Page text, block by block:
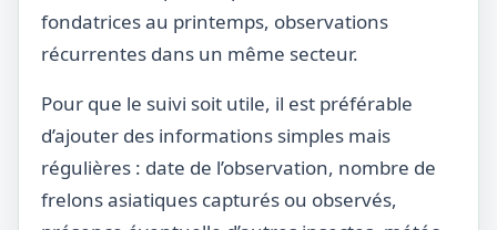
fondatrices au printemps, observations
récurrentes dans un même secteur.
Pour que le suivi soit utile, il est préférable
d’ajouter des informations simples mais
régulières : date de l’observation, nombre de
frelons asiatiques capturés ou observés,